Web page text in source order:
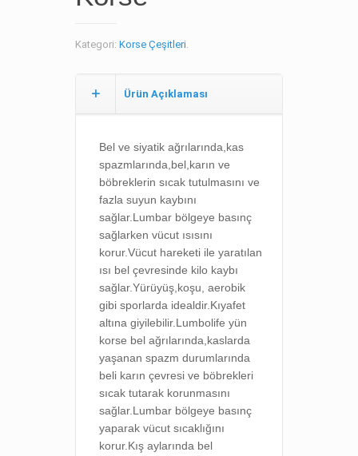
Kategori: Korse Çeşitleri.
Ürün Açıklaması
Bel ve siyatik ağrılarında,kas
spazmlarında,bel,karın ve
böbreklerin sıcak tutulmasını ve
fazla suyun kaybını
sağlar. Lumbar bölgeye basınç
sağlarken vücut ısısını
korur.Vücut hareketi ile yaratılan
ısı bel çevresinde kilo kaybı
sağlar.Yürüyüş,koşu, aerobik
gibi sporlarda idealdir. Kıyafet
altına giyilebilir.Lumbolife yün
korse bel ağrılarında,kaslarda
yaşanan spazm durumlarında
beli karın çevresi ve böbrekleri
sıcak tutarak korunmasını
sağlar.Lumbar bölgeye basınç
yaparak vücut sıcaklığını
korur.Kış aylarında bel